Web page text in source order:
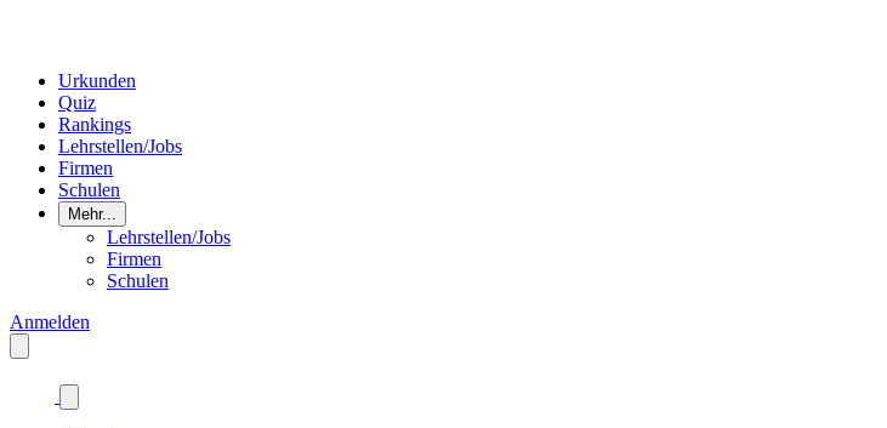
Urkunden
Quiz
Rankings
Lehrstellen/Jobs
Firmen
Schulen
Mehr...
Lehrstellen/Jobs
Firmen
Schulen
Anmelden